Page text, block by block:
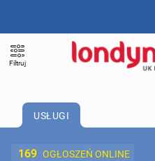
Filtruj
USŁUGI
169 OGŁOSZEŃ ONLINE